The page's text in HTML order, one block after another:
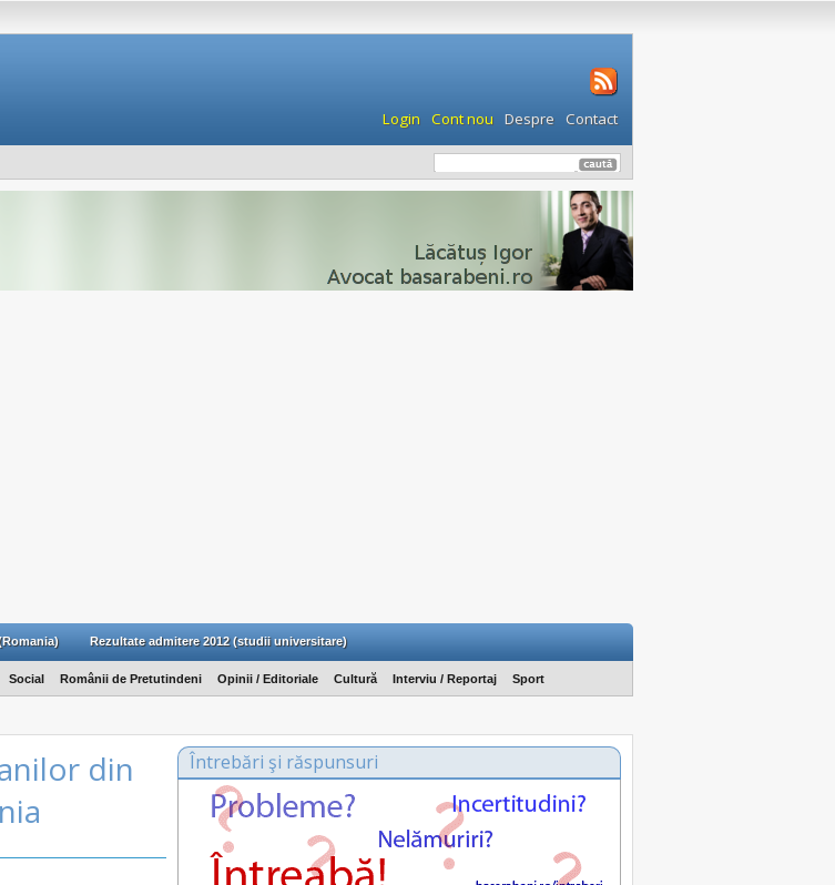
Login Cont nou Despre Contact
Rezultate admitere 2012 (studii universitare)
Social Românii de Pretutindeni Opinii / Editoriale Cultură Interviu / Reportaj Sport
din
Întrebări şi răspunsuri